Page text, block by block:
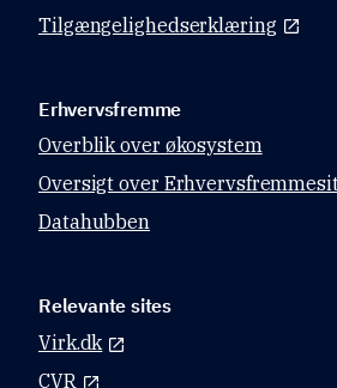
Tilgængelighedserklæring
Erhvervsfremme
Overblik over økosystem
Oversigt over
Datahubben
Relevante sites
Virk.dk
CVR